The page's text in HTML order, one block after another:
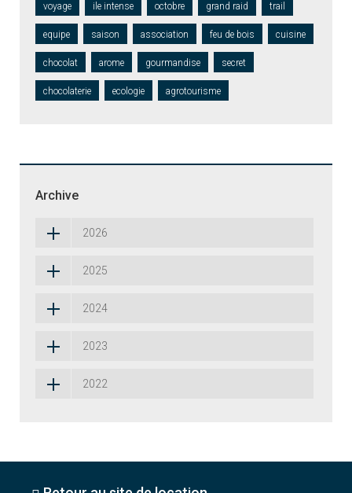
voyage ile intense octobre grand raid trail
equipe saison association feu de bois cuisine
chocolat arome gourmandise secret
chocolaterie ecologie agrotourisme
Archive
2026
2025
2024
2023
2022